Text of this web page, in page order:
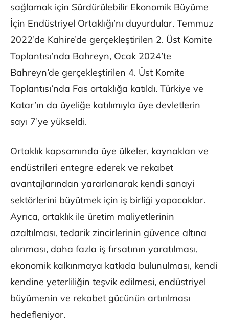
sağlamak için Sürdürülebilir Ekonomik Büyüme
İçin Endüstriyel Ortaklığı’nı duyurdular. Temmuz
2022’de Kahire’de gerçekleştirilen 2. Üst Komite
Toplantısı’nda Bahreyn, Ocak 2024’te
Bahreyn’de gerçekleştirilen 4. Üst Komite
Toplantısı’nda Fas ortaklığa katıldı. Türkiye ve
Katar’ın da üyeliğe katılımıyla üye devletlerin
sayı 7’ye yükseldi.
Ortaklık kapsamında üye ülkeler, kaynakları ve
endüstrileri entegre ederek ve rekabet
avantajlarından yararlanarak kendi sanayi
sektörlerini büyütmek için iş birliği yapacaklar.
Ayrıca, ortaklık ile üretim maliyetlerinin
azaltılması, tedarik zincirlerinin güvence altına
alınması, daha fazla iş fırsatının yaratılması,
ekonomik kalkınmaya katkıda bulunulması, kendi
kendine yeterliliğin teşvik edilmesi, endüstriyel
büyümenin ve rekabet gücünün artırılması
hedefleniyor.